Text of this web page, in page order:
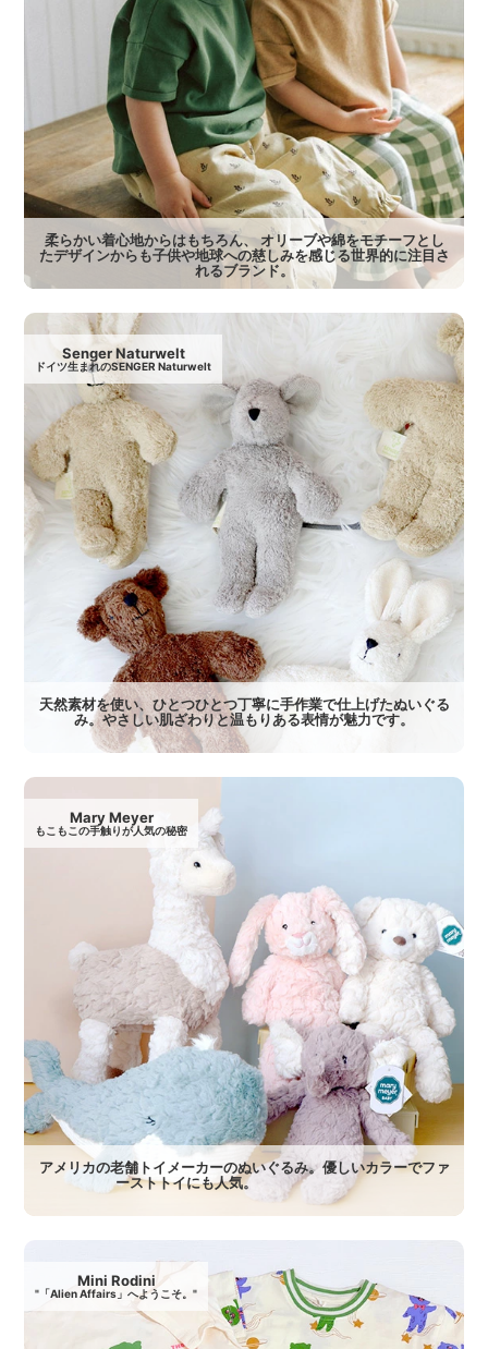
柔らかい着心地からはもちろん、 オリーブや綿をモチーフとし
たデザインからも子供や地球への慈しみを感じる世界的に注目さ
れるブランド。
Senger Naturwelt
ドイツ生まれのSENGER Naturwelt
天然素材を使い、ひとつひとつ丁寧に手作業で仕上げたぬいぐる
み。やさしい肌ざわりと温もりある表情が魅力です。
Mary Meyer
もこもこの手触りが人気の秘密
アメリカの老舗トイメーカーのぬいぐるみ。優しいカラーでファ
ーストトイにも人気。
Mini Rodini
"「Alien Affairs」へようこそ。"